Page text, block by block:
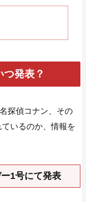
つ発表？
探偵コナン、その
いるのか、情報を
1号にて発表